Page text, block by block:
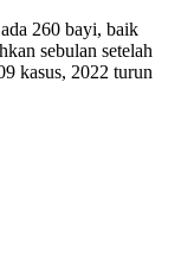
260 bayi, baik
sebulan setelah
kasus, 2022 turun